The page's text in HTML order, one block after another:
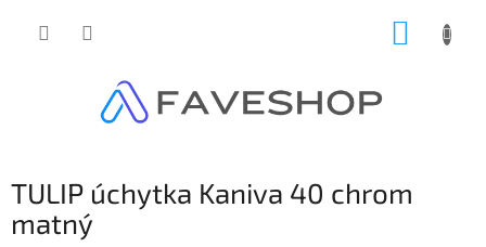
TULIP úchytka Kaniva 40 chrom
matný